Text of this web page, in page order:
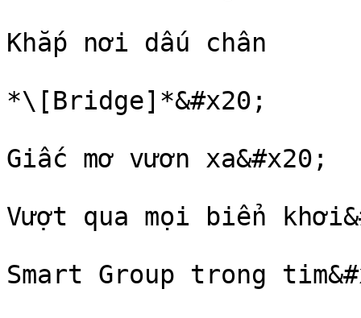
Khắp nơi dấu chân
*\[Bridge]*&#x20;
Giấc mơ vươn xa&#x20;
Vượt qua mọi biển
Smart Group trong